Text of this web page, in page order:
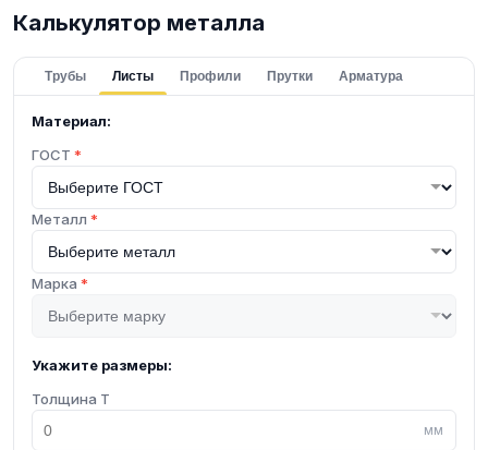
Калькулятор металла
Трубы Листы Профили Прутки Арматура
Материал:
ГОСТ *
Металл *
Марка *
Укажите размеры:
Толщина T
мм